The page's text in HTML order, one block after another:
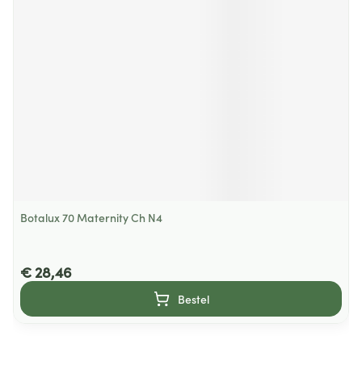
Botalux 70 Maternity Ch N4
€ 28,46
Bestel